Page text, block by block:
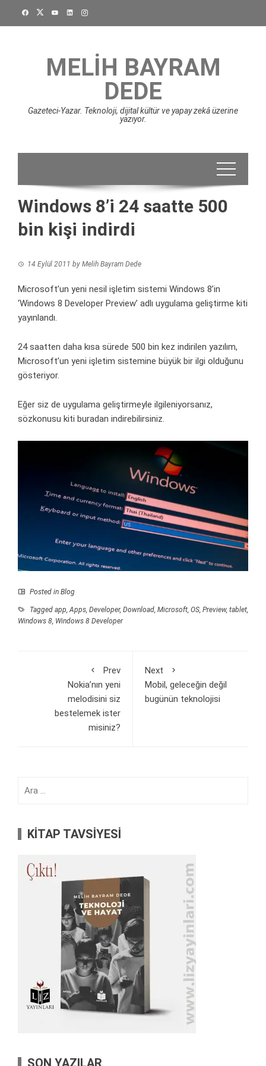
MELIH BAYRAM
DEDE
Gazeteci-Yazar. Teknoloji, dijital kültür ve yapay zekâ üzerine
yazıyor.
Windows 8’i 24 saatte 500
bin kişi indirdi
14 Eylül 2011 by Melih Bayram Dede
Microsoft’un yeni nesil işletim sistemi Windows 8’in
‘Windows 8 Developer Preview’ adlı uygulama geliştirme kiti
yayınlandı.
24 saatten daha kısa sürede 500 bin kez indirilen yazılım,
Microsoft’un yeni işletim sistemine büyük bir ilgi olduğunu
gösteriyor.
Eğer siz de uygulama geliştirmeyle ilgileniyorsanız,
sözkonusu kiti buradan indirebilirsiniz.
Posted in Blog
Tagged app Apps Developer, Download Microsoft OS Preview, tablet
Windows 8 Windows 8 Developer
Prev
Nokia’nın yeni
melodisini siz
bestelemek ister
misiniz?
Next
Mobil, geleceğin değil
bugünün teknolojisi
KİTAP TAVSİYESİ
SON YAZILAR